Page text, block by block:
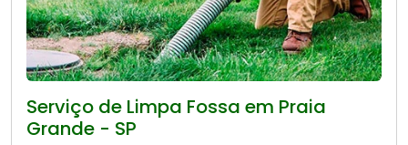
Serviço de Limpa Fossa em Praia
Grande - SP